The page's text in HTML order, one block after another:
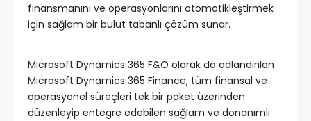
finansmanını ve operasyonlarını otomatikleştirmek
için sağlam bir bulut tabanlı çözüm sunar.
Microsoft Dynamics 365 F&O olarak da adlandırılan
Microsoft Dynamics 365 Finance, tüm finansal ve
operasyonel süreçleri tek bir paket üzerinden
düzenleyip entegre edebilen sağlam ve donanımlı